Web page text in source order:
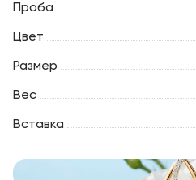
Проба
Цвет
Размер
Вес
Вставка